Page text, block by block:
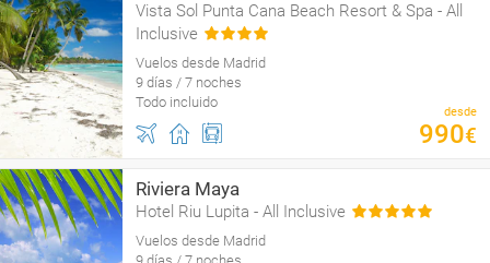
Vista Sol Punta Cana Beach Resort & Spa - All
Inclusive
Vuelos desde Madrid
9 días / 7 noches
Todo incluido
desde
990€
Riviera Maya
Hotel Riu Lupita - All Inclusive
Vuelos desde Madrid